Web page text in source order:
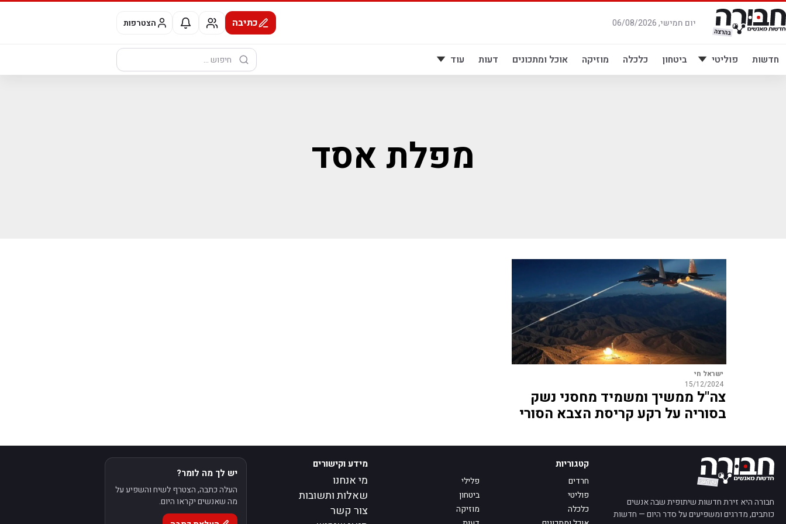
דלג
לתוכן
יום חמישי, 06/08/2026 כתיבה הצטרפות
חדשות פוליטי ביטחון כלכלה מוזיקה אוכל ומתכונים דעות עוד
חיפוש:
מפלת אסד
ישראל חי
15/12/2024
צה"ל ממשיך ומשמיד מחסני נשק
בסוריה על רקע קריסת הצבא הסורי
חבורה היא זירת חדשות שיתופית שבה אנשים
כותבים, מדרגים ומשפיעים על סדר היום — חדשות
קטגוריות
חרדים
פלילי
פוליטי
ביטחון
כלכלה
מוזיקה
מידע וקישורים
מי אנחנו
שאלות ותשובות
צור קשר
יש לך מה לומר?
העלה כתבה, הצטרף לשיח והשפיע על
מה שאנשים יקראו היום.